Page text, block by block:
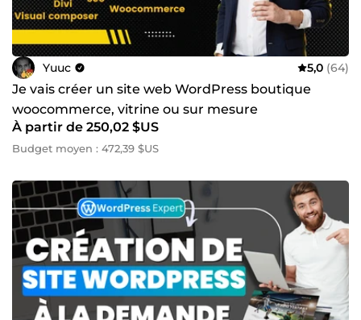
Yuuc 5,0 (64)
Je vais créer un site web WordPress boutique
woocommerce, vitrine ou sur mesure
À partir de 250,02 $US
Budget moyen : 472,39 $US